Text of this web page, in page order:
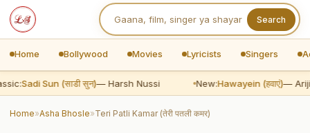
Search
Home Bollywood Movies Lyricists Singers
Sadi Sun (साडी सुन)— Harsh Nussi New:Hawayein (हवाएं)—
Home»Asha Bhosle»Teri Patli Kamar (तेरी पतली कमर)